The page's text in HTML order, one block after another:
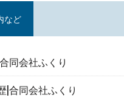
など
同会社ふくり
|合同会社ふくり